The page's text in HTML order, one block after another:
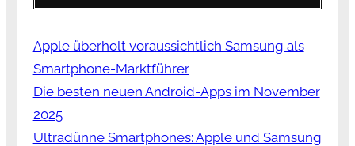
Apple überholt voraussichtlich Samsung als
Smartphone-Marktführer
Die besten neuen Android-Apps im November
2025
Ultradünne Smartphones: Apple und Samsung